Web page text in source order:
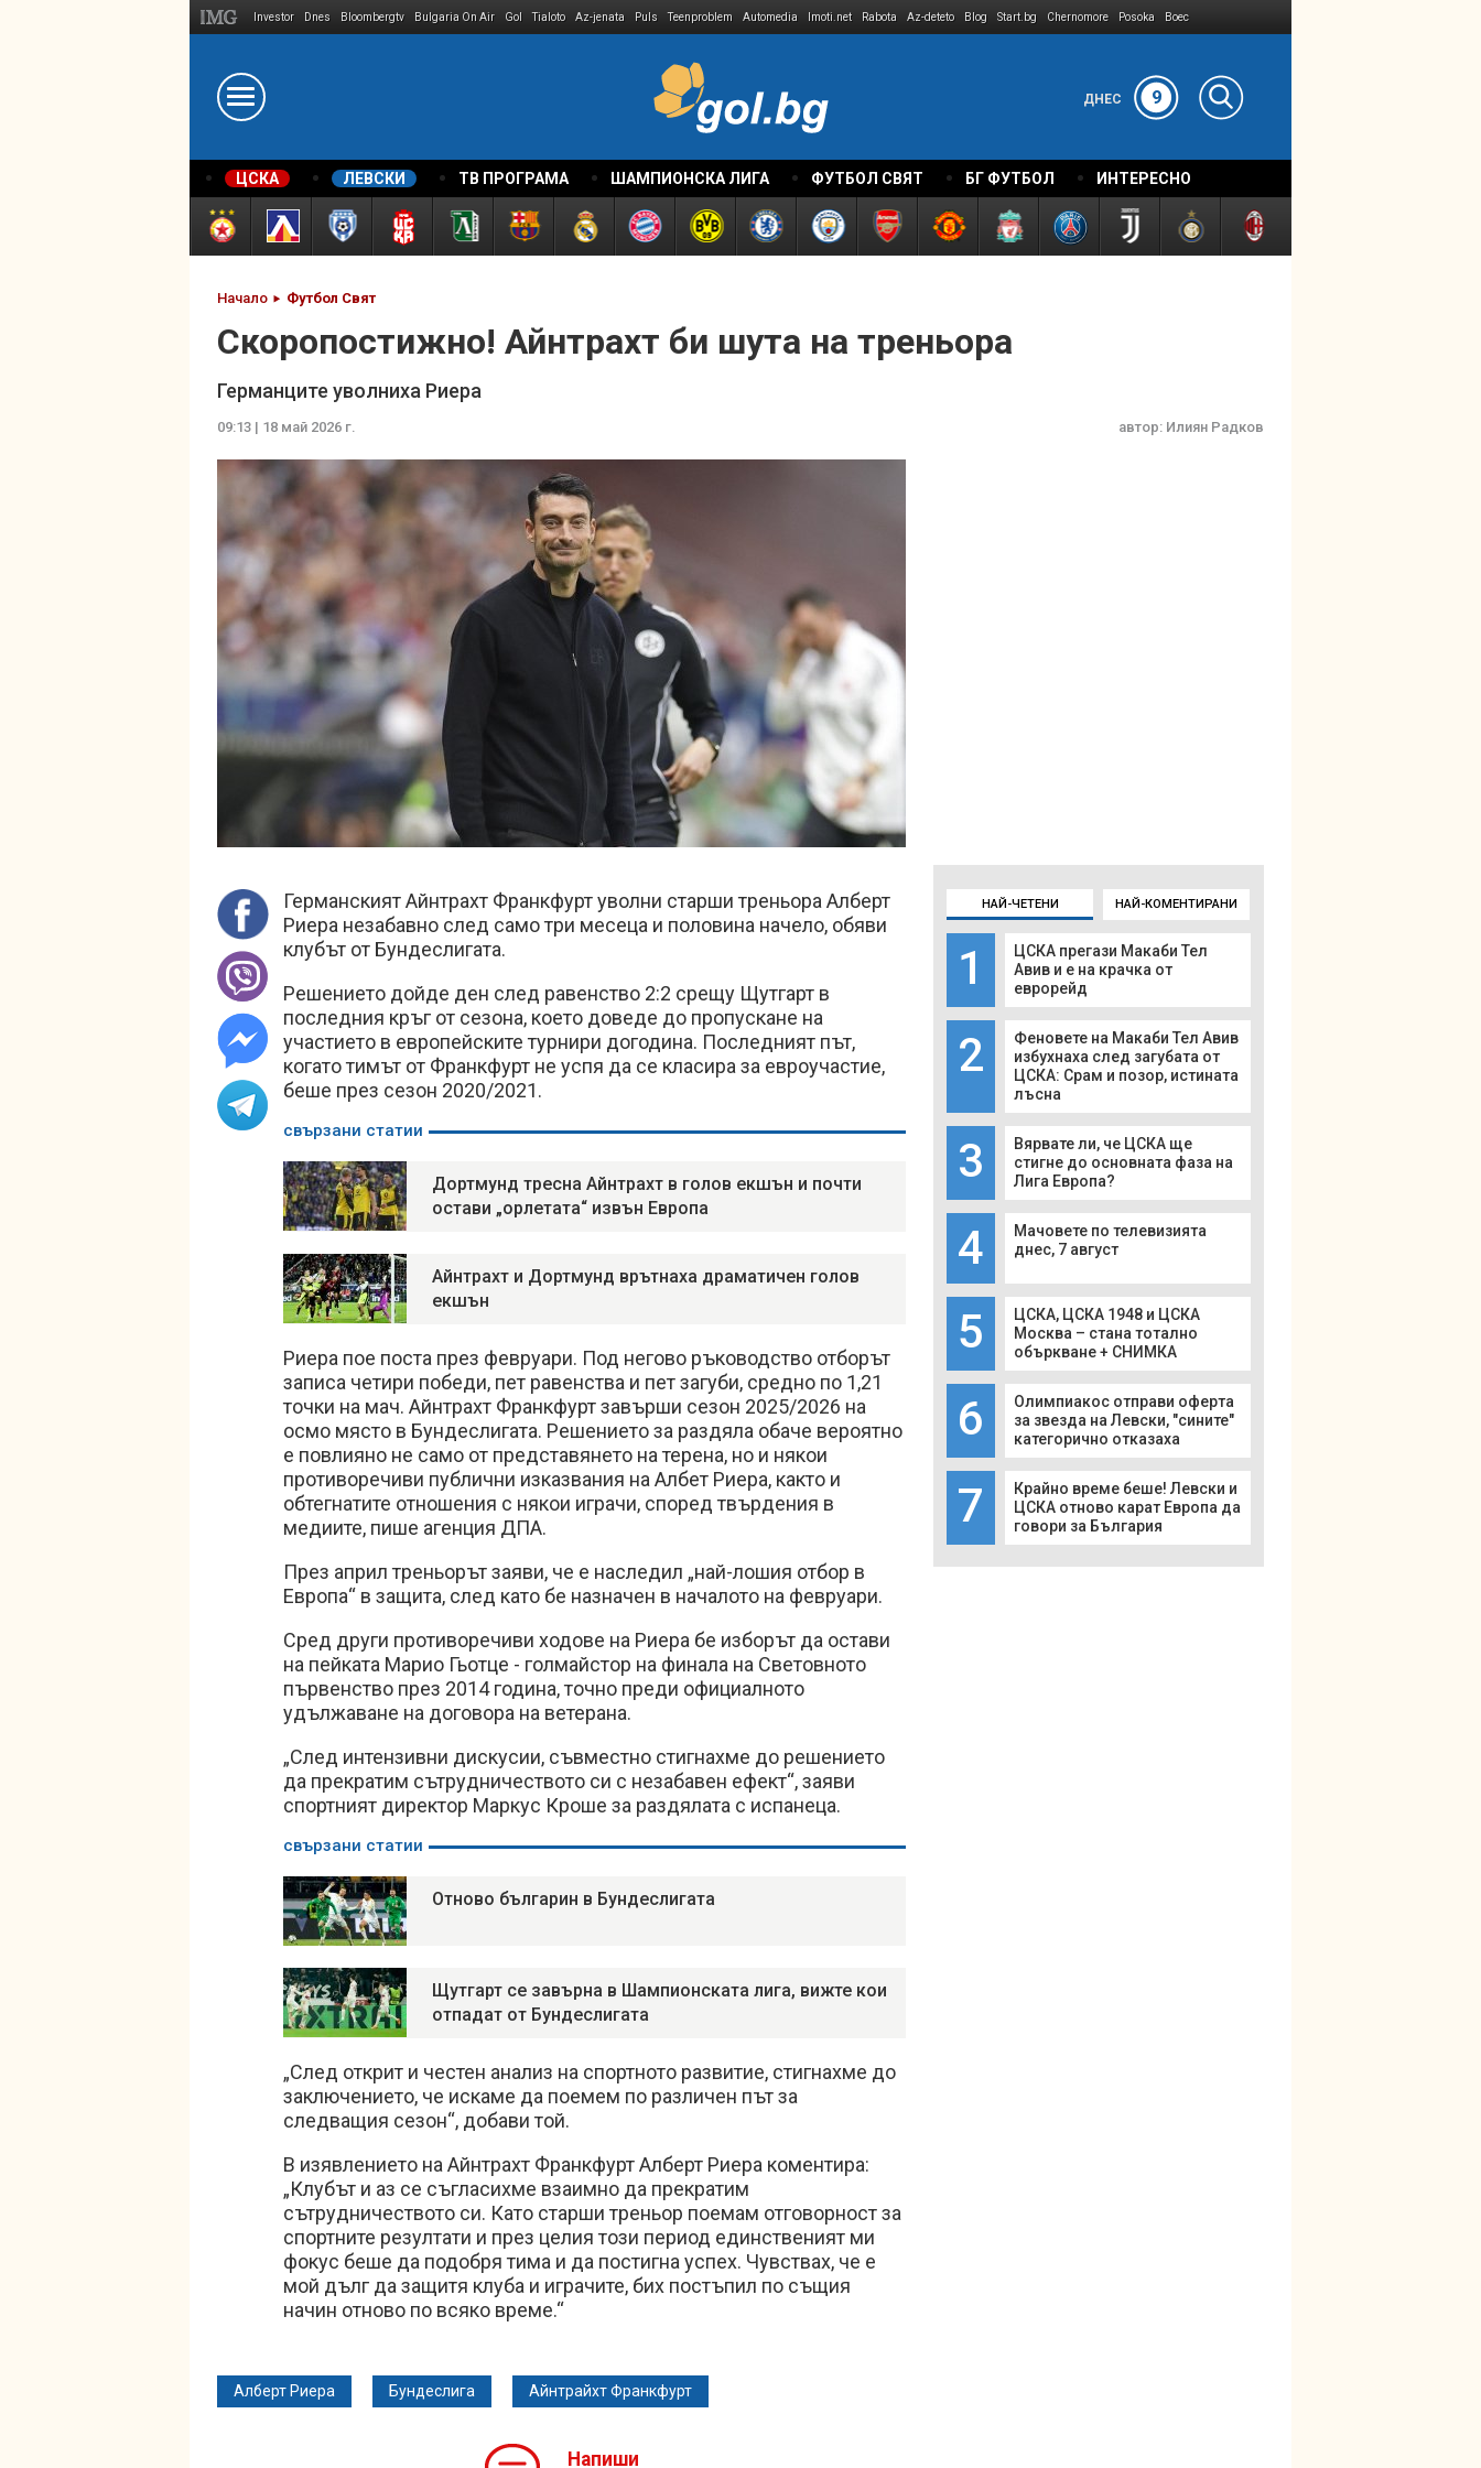
Investor Dnes Bloombergtv Bulgaria On Air Gol Tialoto Az-jenata Puls Teenproblem Automedia Imoti.net Rabota Az-deteto Blog Start.bg Chernomore Posoka Boec
ДНЕС 9
ЦСКА ЛЕВСКИ ТВ ПРОГРАМА ШАМПИОНСКА ЛИГА ФУТБОЛ СВЯТ БГ ФУТБОЛ ИНТЕРЕСНО
Начало Футбол Свят
Скоропостижно! Айнтрахт би шута на треньора
Германците уволниха Риера
09:13 | 18 май 2026 г. автор: Илиян Радков
Германският Айнтрахт Франкфурт уволни старши треньора Алберт
Риера незабавно след само три месеца и половина начело, обяви
клубът от Бундеслигата.
Решението дойде ден след равенство 2:2 срещу Щутгарт в
последния кръг от сезона, което доведе до пропускане на
участието в европейските турнири догодина. Последният път,
когато тимът от Франкфурт не успя да се класира за евроучастие,
беше през сезон 2020/2021.
свързани статии
Дортмунд тресна Айнтрахт в голов екшън и почти
остави „орлетата“ извън Европа
Айнтрахт и Дортмунд врътнаха драматичен голов
екшън
Риера пое поста през февруари. Под негово ръководство отборът
записа четири победи, пет равенства и пет загуби, средно по 1,21
точки на мач. Айнтрахт Франкфурт завърши сезон 2025/2026 на
осмо място в Бундеслигата. Решението за раздяла обаче вероятно
е повлияно не само от представянето на терена, но и някои
противоречиви публични изказвания на Албет Риера, както и
обтегнатите отношения с някои играчи, според твърдения в
медиите, пише агенция ДПА.
През април треньорът заяви, че е наследил „най-лошия отбор в
Европа“ в защита, след като бе назначен в началото на февруари.
Сред други противоречиви ходове на Риера бе изборът да остави
на пейката Марио Гьотце - голмайстор на финала на Световното
първенство през 2014 година, точно преди официалното
удължаване на договора на ветерана.
„След интензивни дискусии, съвместно стигнахме до решението
да прекратим сътрудничеството си с незабавен ефект“, заяви
спортният директор Маркус Кроше за раздялата с испанеца.
свързани статии
Отново българин в Бундеслигата
Щутгарт се завърна в Шампионската лига, вижте кои
отпадат от Бундеслигата
„След открит и честен анализ на спортното развитие, стигнахме до
заключението, че искаме да поемем по различен път за
следващия сезон“, добави той.
В изявлението на Айнтрахт Франкфурт Алберт Риера коментира:
„Клубът и аз се съгласихме взаимно да прекратим
сътрудничеството си. Като старши треньор поемам отговорност за
спортните резултати и през целия този период единственият ми
фокус беше да подобря тима и да постигна успех. Чувствах, че е
мой дълг да защитя клуба и играчите, бих постъпил по същия
начин отново по всяко време.“
Алберт Риера Бундеслига Айнтрайхт Франкфурт
Напиши
НАЙ-ЧЕТЕНИ НАЙ-КОМЕНТИРАНИ
1
ЦСКА прегази Макаби Тел
Авив и е на крачка от
еврорейд
2
Феновете на Макаби Тел Авив
избухнаха след загубата от
ЦСКА: Срам и позор, истината
лъсна
3
Вярвате ли, че ЦСКА ще
стигне до основната фаза на
Лига Европа?
4
Мачовете по телевизията
днес, 7 август
5
ЦСКА, ЦСКА 1948 и ЦСКА
Москва – стана тотално
объркване + СНИМКА
6
Олимпиакос отправи оферта
за звезда на Левски, "сините"
категорично отказаха
7
Крайно време беше! Левски и
ЦСКА отново карат Европа да
говори за България